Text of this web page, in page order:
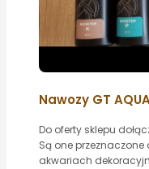
Nawozy GT
Do oferty sklepu
Są one
akwariach